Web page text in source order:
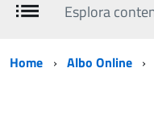
Esplora
Home Albo Online